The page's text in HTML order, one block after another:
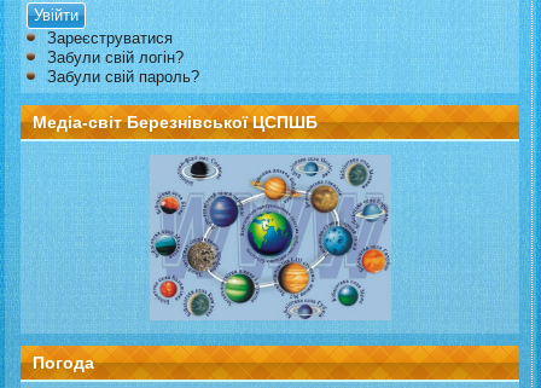
Увійти
Зареєструватися
Забули свій логін?
Забули свій пароль?
Медіа-світ Березнівської ЦСПШБ
Погода